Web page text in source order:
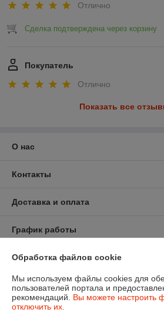
Отлично
Сделка подтверждена через корзину
Покупатель
Отлично
Показать все
О нас
Контакты
Доставка и оплата
График работы
Полная версия сайта
Политика обработки cookies
Сайт создан на платформе Deal.by
Обработка файлов cookie
Мы используем файлы cookies для
пользователей портала и
рекомендаций. Вы можете настроить
отключить их.